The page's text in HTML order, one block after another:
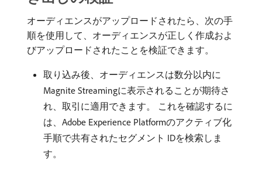
オーディエンスがアップロードされたら、次の手
順を使用して、オーディエンスが正しく作成およ
びアップロードされたことを検証できます。
取り込み後、オーディエンスは数分以内に
Magnite Streamingに表示されることが期待さ
れ、取引に適用できます。 これを確認するに
は、Adobe Experience Platformのアクティブ化
手順で共有されたセグメント IDを検索しま
す。